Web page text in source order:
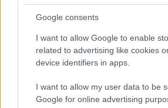
Google consents
I want to allow Google to enable
related to advertising like cookies
device identifiers in apps.
I want to allow my user data to be
Google for online advertising
LEGUTÓBBI